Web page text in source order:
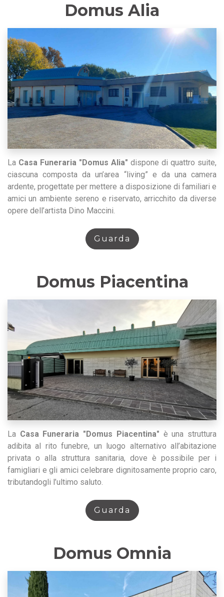
Domus Alia
La Casa Funeraria "Domus Alia" dispone di quattro suite,
ciascuna composta da un’area “living” e da una camera
ardente, progettate per mettere a disposizione di familiari e
amici un ambiente sereno e riservato, arricchito da diverse
opere dell’artista Dino Maccini.
Guarda
Domus Piacentina
La Casa Funeraria "Domus Piacentina" è una struttura
adibita al rito funebre, un luogo alternativo all’abitazione
privata o alla struttura sanitaria, dove è possibile per i
famigliari e gli amici celebrare dignitosamente proprio caro,
tributandogli l’ultimo saluto.
Guarda
Domus Omnia